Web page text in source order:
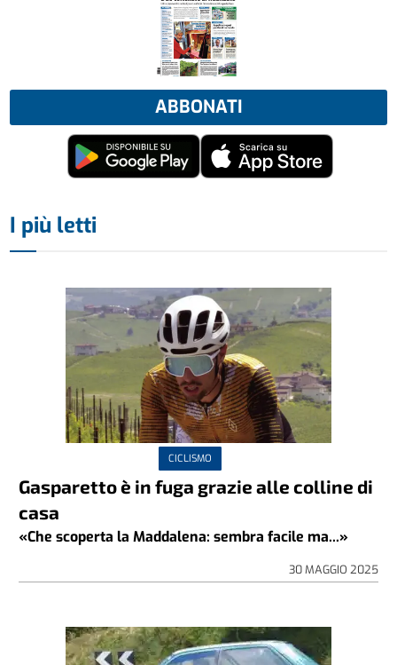
ABBONATI
I più letti
CICLISMO
Gasparetto è in fuga grazie alle colline di
casa
«Che scoperta la Maddalena: sembra facile ma...»
30 MAGGIO 2025